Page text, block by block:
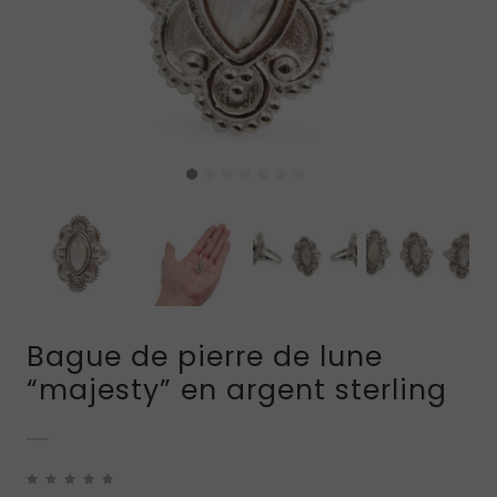
Bague de pierre de lune
“majesty” en argent sterling